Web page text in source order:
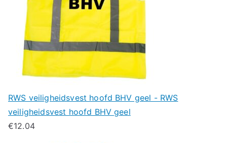
RWS veiligheidsvest hoofd BHV geel - RWS
veiligheidsvest hoofd BHV geel
€12.04